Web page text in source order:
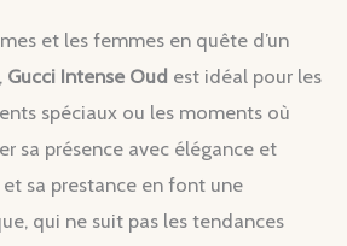
et les femmes en quête d’un
Gucci Intense Oud est idéal pour les
spéciaux ou les moments où
sa présence avec élégance et
et sa prestance en font une
qui ne suit pas les tendances